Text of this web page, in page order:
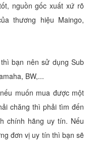
nguồn gốc xuất xứ rõ
thương hiệu Maingo,
bạn nên sử dụng Sub
BW,...
muốn mua được một
chăng thì phải tìm đến
chính hãng uy tín. Nếu
đơn vị uy tín thì bạn sẽ